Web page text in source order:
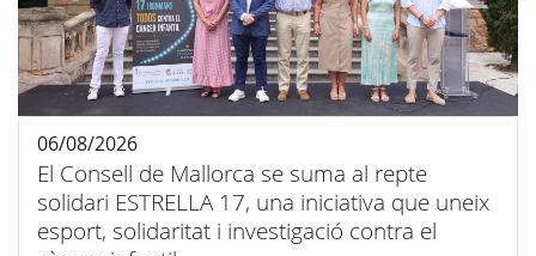
El Consell de Mallorca se suma al repte
solidari ESTRELLA 17, una iniciativa que uneix
esport, solidaritat i investigació contra el
06/08/2026